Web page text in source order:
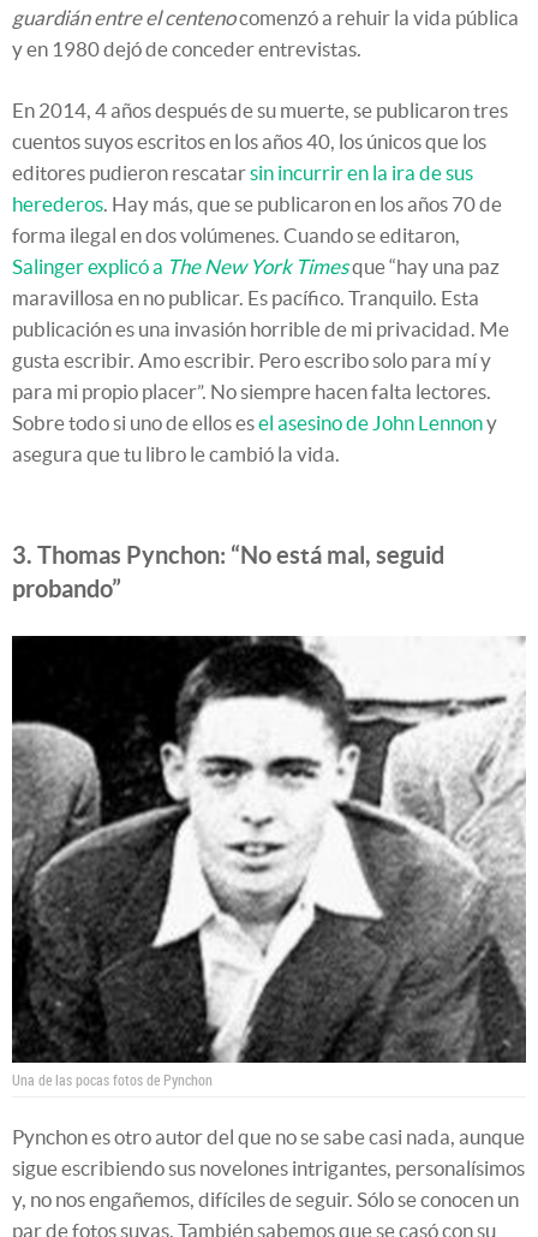
guardián entre el centenocomenzó a rehuir la vida pública
y en 1980 dejó de conceder entrevistas.
En 2014, 4 años después de su muerte, se publicaron tres
cuentos suyos escritos en los años 40, los únicos que los
editores pudieron rescatarsin incurrir en la ira de sus
herederos. Hay más, que se publicaron en los años 70 de
forma ilegal en dos volúmenes. Cuando se editaron,
Salinger explicó a The New York Timesque “hay una paz
maravillosa en no publicar. Es pacífico. Tranquilo. Esta
publicación es una invasión horrible de mi privacidad. Me
gusta escribir. Amo escribir. Pero escribo solo para mí y
para mi propio placer”. No siempre hacen falta lectores.
Sobre todo si uno de ellos esel asesino de John Lennony
asegura que tu libro le cambió la vida.
3. Thomas Pynchon: “No está mal, seguid
probando”
Una de las pocas fotos de Pynchon
Pynchon es otro autor del que no se sabe casi nada, aunque
sigue escribiendo sus novelones intrigantes, personalísimos
y, no nos engañemos, difíciles de seguir. Sólo se conocen un
par de fotos suyas. También sabemos que se casó con su